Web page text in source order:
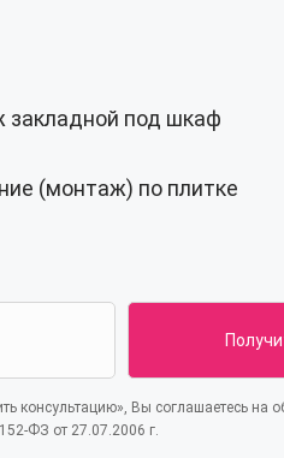
закладной под шкаф
(монтаж) по плитке
консультацию», Вы соглашаетесь на
ФЗ от 27.07.2006 г.